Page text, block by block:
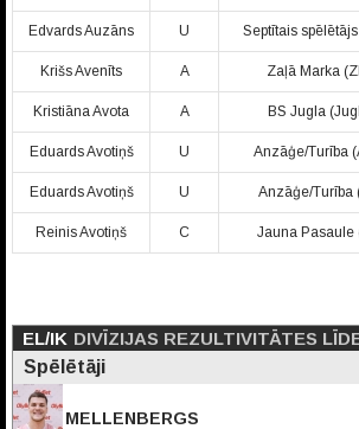
Edvards Auzāns U Septītais
Krišs Avenīts A Zaļā Marka
Kristiāna Avota A BS Jugla
Eduards Avotiņš U Anzāģe/Turība
Eduards Avotiņš U Anzāģe/Turība
Reinis Avotiņš C Jauna Pasaule
EL/IK DIVĪZIJAS REZULTIVITĀTES
Spēlētāji
MELLENBERGS